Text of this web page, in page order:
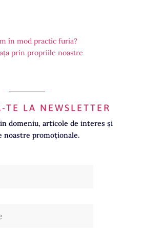
în mod practic furia?
prin propriile noastre
TE LA NEWSLETTER
domeniu, articole de interes și
noastre promoționale.